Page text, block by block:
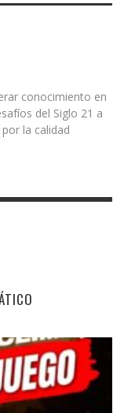
conocimiento en
del Siglo 21 a
la calidad